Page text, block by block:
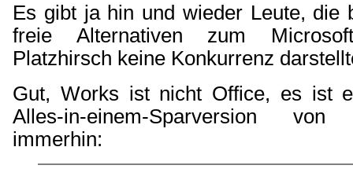
Es gibt ja hin und wieder Leute, die
freie Alternativen zum
Platzhirsch keine Konkurrenz
Gut, Works ist nicht Office, es ist
Alles-in-einem-Sparversion
immerhin: